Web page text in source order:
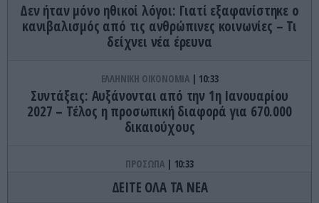
Δεν ήταν μόνο ηθικοί λόγοι: Γιατί εξαφανίστηκε ο
κανιβαλισμός από τις ανθρώπινες κοινωνίες – Τι
δείχνει νέα έρευνα
ΕΛΛΗΝΙΚΗ ΟΙΚΟΝΟΜΙΑ 10:33
Συντάξεις: Αυξάνονται από την 1η Ιανουαρίου
2027 – Τέλος η προσωπική διαφορά για 670.000
δικαιούχους
ΠΡΟΣΩΠΑ 10:33
Αυτή την ώρα συγγενείς και φίλοι λένε το
τελευταίο «αντίο» στον τραγουδιστή Λ.Χαλκιά
ΔΕΙΤΕ ΟΛΑ ΤΑ ΝΕΑ